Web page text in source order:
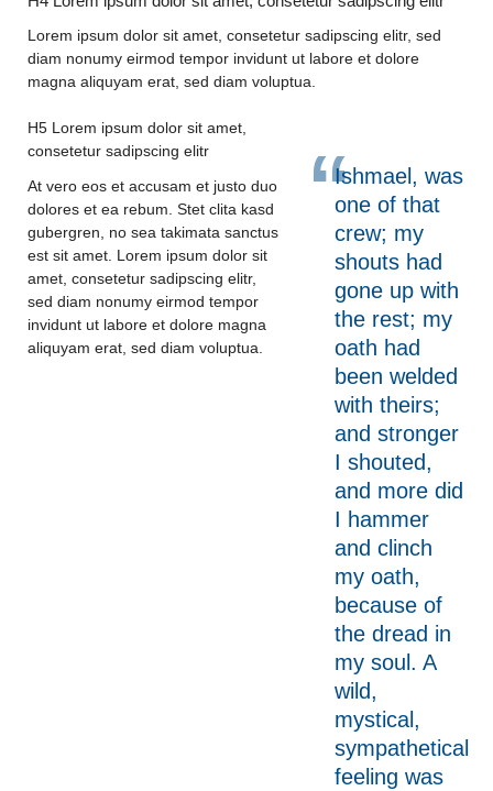
Lorem ipsum dolor sit amet, consetetur sadipscing elitr, sed
diam nonumy eirmod tempor invidunt ut labore et dolore
magna aliquyam erat, sed diam voluptua.
Ishmael, was
one of that
crew; my
shouts had
gone up with
the rest; my
oath had
been welded
with theirs;
and stronger
I shouted,
and more did
I hammer
and clinch
my oath,
because of
the dread in
my soul. A
wild,
mystical,
sympathetical
feeling was
H5 Lorem ipsum dolor sit amet,
consetetur sadipscing elitr
At vero eos et accusam et justo duo
dolores et ea rebum. Stet clita kasd
gubergren, no sea takimata sanctus
est sit amet. Lorem ipsum dolor sit
amet, consetetur sadipscing elitr,
sed diam nonumy eirmod tempor
invidunt ut labore et dolore magna
aliquyam erat, sed diam voluptua.